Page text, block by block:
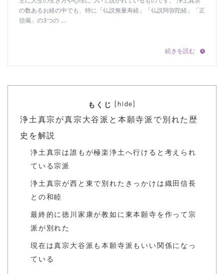
もくじ [hide]
浄土真宗が真宗大谷派と本願寺派で別れた歴
史を解説
浄土真宗は誰もが極楽浄土へ行けると考えられ
ている宗派
浄土真宗が西と東で別れたきっかけは織田信長
との和睦
最終的に徳川家康が教如に東本願寺を作って宗
派が別れた
現在は真宗大谷派も本願寺派もいい関係になっ
ている